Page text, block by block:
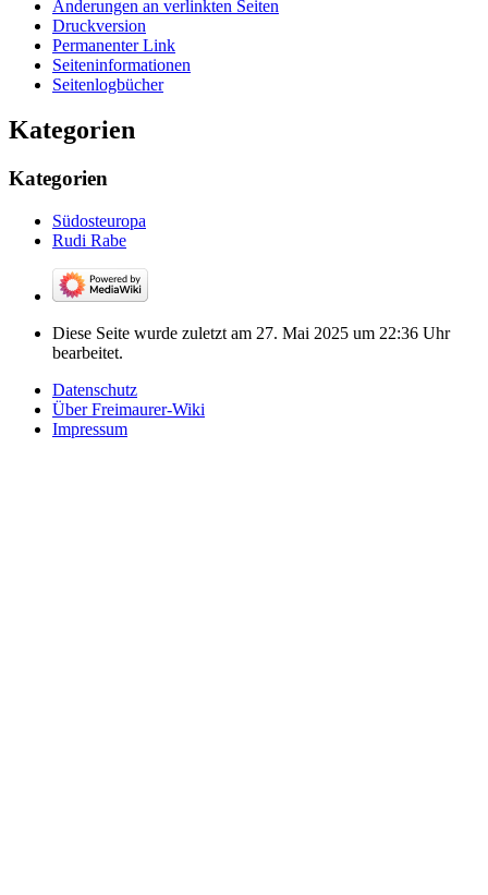
Änderungen an verlinkten Seiten
Druckversion
Permanenter Link
Seiten­­informationen
Seitenlogbücher
Kategorien
Kategorien
Südosteuropa
Rudi Rabe
Diese Seite wurde zuletzt am 27. Mai 2025 um 22:36 Uhr
bearbeitet.
Datenschutz
Über Freimaurer-Wiki
Impressum